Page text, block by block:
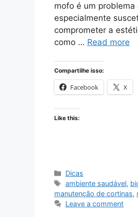
mofo é um
especialmente
comprometer a
como … Read more
Compartilhe isso:
Facebook X
Like this:
Categories
Dicas
Tags
ambiente saudável,
manutenção de cortinas,
Leave a comment